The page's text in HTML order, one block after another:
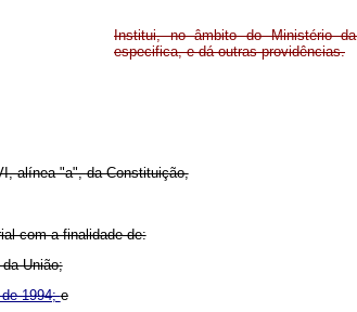
Institui, no âmbito do Ministério
especifica, e dá outras providências.
alínea "a", da Constituição,
com a finalidade de:
União;
de 1994;e